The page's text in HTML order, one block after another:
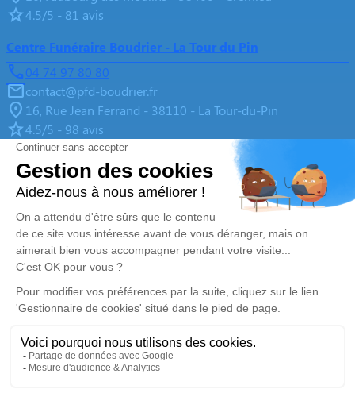
4.5/5 - 81 avis
Centre Funéraire Boudrier - La Tour du Pin
04 74 97 80 80
contact@pfd-boudrier.fr
16, Rue Jean Ferrand - 38110 - La Tour-du-Pin
4.5/5 - 98 avis
Centre Funéraire Boudrier - La Verpillère
04 81 61 04 20
695, Rue de la République - 38290 - La Verpillière
4.8/5 - 98 avis
Centre Funéraire Boudrier - Bourgoin-Jallieu
04 74 28 22 44
31, Rue Lavoisier - 38300 - Bourgoin-Jallieu
4.6/5 - 442 avis
Nos Services